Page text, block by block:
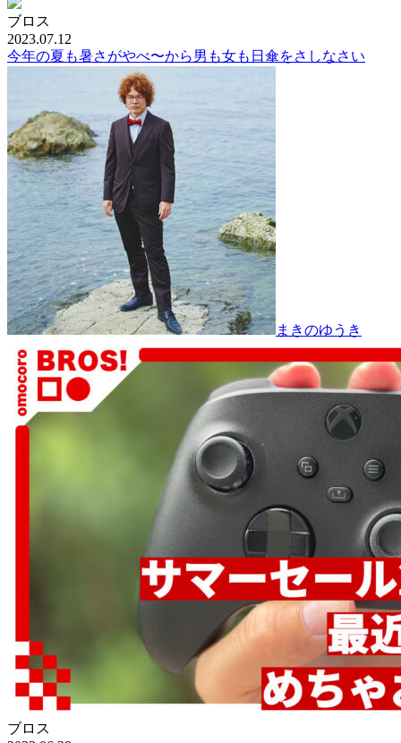
ブロス
2023.07.12
今年の夏も暑さがやべ〜から男も女も日傘をさしなさい
まきのゆうき
ブロス